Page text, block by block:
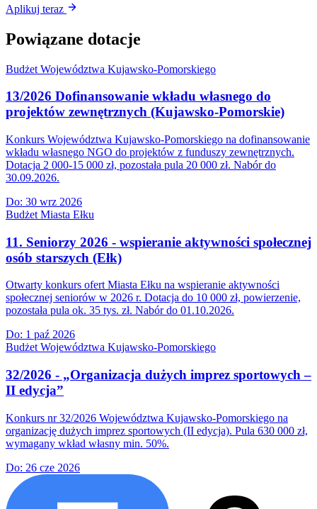
Aplikuj teraz
Powiązane dotacje
Budżet Województwa Kujawsko-Pomorskiego
13/2026 Dofinansowanie wkładu własnego do
projektów zewnętrznych (Kujawsko-Pomorskie)
Konkurs Województwa Kujawsko-Pomorskiego na dofinansowanie
wkładu własnego NGO do projektów z funduszy zewnętrznych.
Dotacja 2 000-15 000 zł, pozostała pula 20 000 zł. Nabór do
30.09.2026.
Do: 30 wrz 2026
Budżet Miasta Ełku
11. Seniorzy 2026 - wspieranie aktywności społecznej
osób starszych (Ełk)
Otwarty konkurs ofert Miasta Ełku na wspieranie aktywności
społecznej seniorów w 2026 r. Dotacja do 10 000 zł, powierzenie,
pozostała pula ok. 35 tys. zł. Nabór do 01.10.2026.
Do: 1 paź 2026
Budżet Województwa Kujawsko-Pomorskiego
32/2026 - „Organizacja dużych imprez sportowych –
II edycja”
Konkurs nr 32/2026 Województwa Kujawsko-Pomorskiego na
organizację dużych imprez sportowych (II edycja). Pula 630 000 zł,
wymagany wkład własny min. 50%.
Do: 26 cze 2026